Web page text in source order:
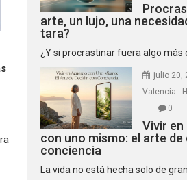
arte, un lujo, una
tara?
¿Y si procrastinar fuera algo más
julio 20,
Valencia -
0
Vivir
con uno mismo: el arte
conciencia
La vida no está hecha solo de